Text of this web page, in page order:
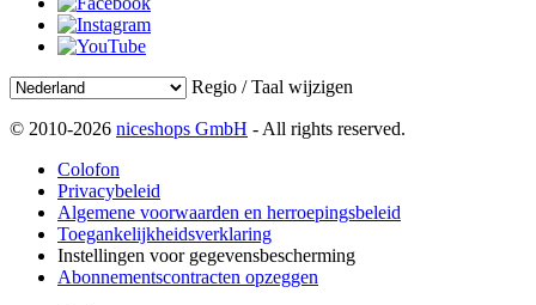
Regio / Taal wijzigen
© 2010-2026 niceshops GmbH - All rights reserved.
Colofon
Privacybeleid
Algemene voorwaarden en herroepingsbeleid
Toegankelijkheidsverklaring
Instellingen voor gegevensbescherming
Abonnementscontracten opzeggen